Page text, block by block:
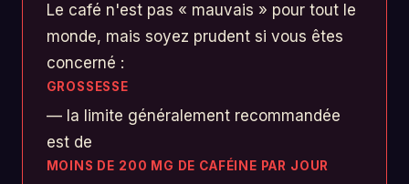
Le café n'est pas « mauvais » pour tout le
monde, mais soyez prudent si vous êtes
concerné :
GROSSESSE
— la limite généralement recommandée
est de
MOINS DE 200 MG DE CAFÉINE PAR JOUR